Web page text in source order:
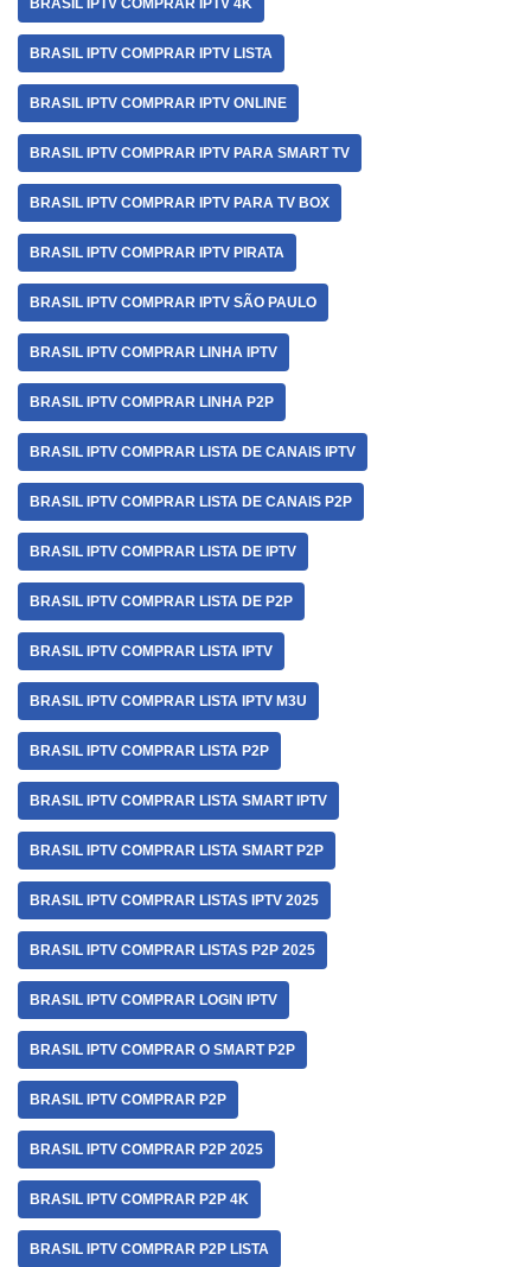
BRASIL IPTV COMPRAR IPTV 4K
BRASIL IPTV COMPRAR IPTV LISTA
BRASIL IPTV COMPRAR IPTV ONLINE
BRASIL IPTV COMPRAR IPTV PARA SMART TV
BRASIL IPTV COMPRAR IPTV PARA TV BOX
BRASIL IPTV COMPRAR IPTV PIRATA
BRASIL IPTV COMPRAR IPTV SÃO PAULO
BRASIL IPTV COMPRAR LINHA IPTV
BRASIL IPTV COMPRAR LINHA P2P
BRASIL IPTV COMPRAR LISTA DE CANAIS IPTV
BRASIL IPTV COMPRAR LISTA DE CANAIS P2P
BRASIL IPTV COMPRAR LISTA DE IPTV
BRASIL IPTV COMPRAR LISTA DE P2P
BRASIL IPTV COMPRAR LISTA IPTV
BRASIL IPTV COMPRAR LISTA IPTV M3U
BRASIL IPTV COMPRAR LISTA P2P
BRASIL IPTV COMPRAR LISTA SMART IPTV
BRASIL IPTV COMPRAR LISTA SMART P2P
BRASIL IPTV COMPRAR LISTAS IPTV 2025
BRASIL IPTV COMPRAR LISTAS P2P 2025
BRASIL IPTV COMPRAR LOGIN IPTV
BRASIL IPTV COMPRAR O SMART P2P
BRASIL IPTV COMPRAR P2P
BRASIL IPTV COMPRAR P2P 2025
BRASIL IPTV COMPRAR P2P 4K
BRASIL IPTV COMPRAR P2P LISTA